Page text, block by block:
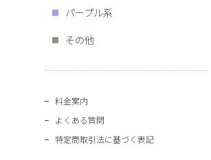
パープル系
その他
料金案内
よくある質問
特定商取引法に基づく表記